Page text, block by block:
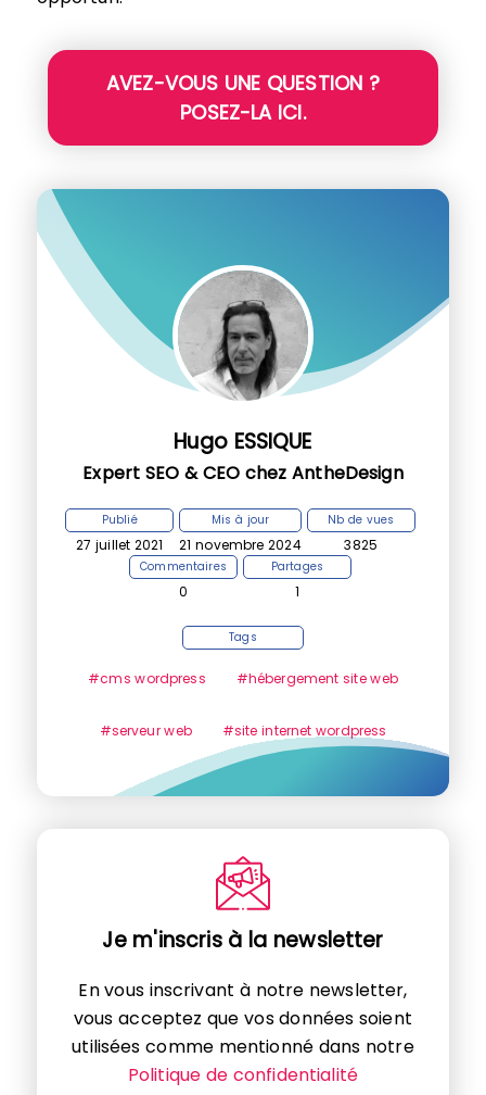
AVEZ-VOUS UNE QUESTION ?
POSEZ-LA ICI.
Hugo ESSIQUE
Expert SEO & CEO chez AntheDesign
Publié
27 juillet 2021
Mis à jour
21 novembre 2024
Nb de vues
3825
Commentaires
0
Partages
1
Tags
#cms wordpress #hébergement site web
#serveur web #site internet wordpress
Je m'inscris à la newsletter
En vous inscrivant à notre newsletter,
vous acceptez que vos données soient
utilisées comme mentionné dans notre
Politique de confidentialité